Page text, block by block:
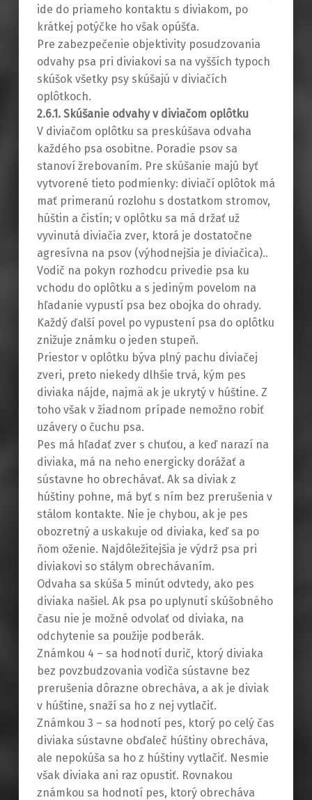
ide do priameho kontaktu s diviakom, po
krátkej potýčke ho však opúšťa.
Pre zabezpečenie objektivity posudzovania
odvahy psa pri diviakovi sa na vyšších typoch
skúšok všetky psy skúšajú v diviačích
oplôtkoch.
2.6.1. Skúšanie odvahy v diviačom oplôtku
V diviačom oplôtku sa preskúšava odvaha
každého psa osobitne. Poradie psov sa
stanoví žrebovaním. Pre skúšanie majú byť
vytvorené tieto podmienky: diviačí oplôtok má
mať primeranú rozlohu s dostatkom stromov,
húštin a čistín; v oplôtku sa má držať už
vyvinutá diviačia zver, ktorá je dostatočne
agresívna na psov (výhodnejšia je diviačica)..
Vodič na pokyn rozhodcu privedie psa ku
vchodu do oplôtku a s jediným povelom na
hľadanie vypustí psa bez obojka do ohrady.
Každý ďalší povel po vypustení psa do oplôtku
znižuje známku o jeden stupeň.
Priestor v oplôtku býva plný pachu diviačej
zveri, preto niekedy dlhšie trvá, kým pes
diviaka nájde, najmä ak je ukrytý v húštine. Z
toho však v žiadnom prípade nemožno robiť
uzávery o čuchu psa.
Pes má hľadať zver s chuťou, a keď narazí na
diviaka, má na neho energicky dorážať a
sústavne ho obrechávať. Ak sa diviak z
húštiny pohne, má byť s ním bez prerušenia v
stálom kontakte. Nie je chybou, ak je pes
obozretný a uskakuje od diviaka, keď sa po
ňom oženie. Najdôležitejšia je výdrž psa pri
diviakovi so stálym obrechávaním.
Odvaha sa skúša 5 minút odvtedy, ako pes
diviaka našiel. Ak psa po uplynutí skúšobného
času nie je možné odvolať od diviaka, na
odchytenie sa použije podberák.
Známkou 4 – sa hodnotí durič, ktorý diviaka
bez povzbudzovania vodiča sústavne bez
prerušenia dôrazne obrecháva, a ak je diviak
v húštine, snaží sa ho z nej vytlačiť.
Známkou 3 – sa hodnotí pes, ktorý po celý čas
diviaka sústavne obďaleč húštiny obrecháva,
ale nepokúša sa ho z húštiny vytlačiť. Nesmie
však diviaka ani raz opustiť. Rovnakou
známkou sa hodnotí pes, ktorý obrecháva